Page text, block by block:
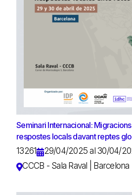
Seminari Internacional:
respostes locals davant reptes
13261
29/04/2025 al 30/04/
CCCB - Sala Raval | Barcelona